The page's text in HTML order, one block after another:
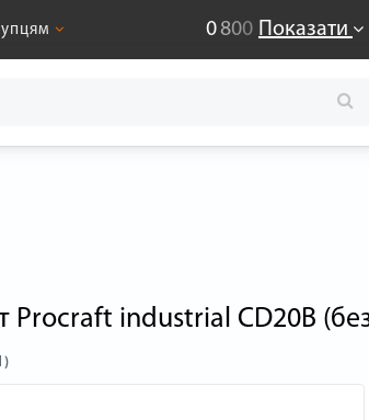
0800 Показати
Procraft industrial CD20B